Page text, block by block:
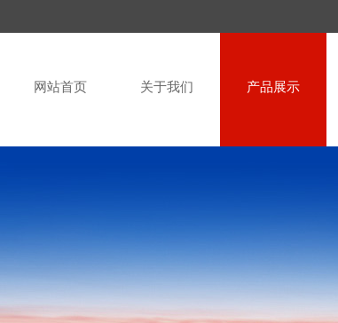
网站首页 关于我们 产品展示